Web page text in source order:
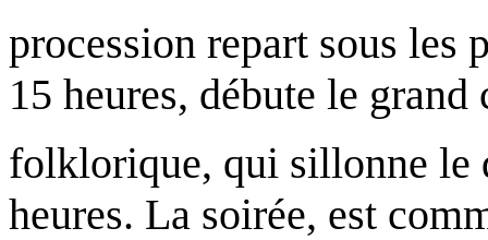
procession repart sous les
15 heures, débute le grand
folklorique, qui sillonne le
heures. La soirée, est